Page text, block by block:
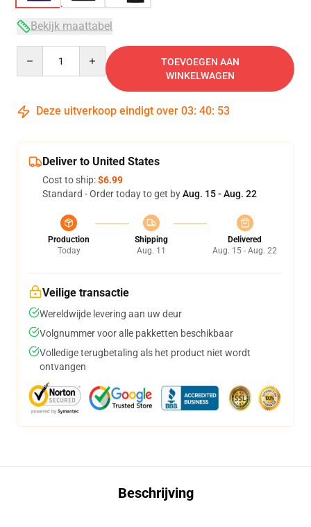
Bekijk maattabel
TOEVOEGEN AAN
WINKELWAGEN
Deze uitverkoop eindigt over 03: 40: 53
Deliver to United States
Cost to ship:$6.99
Standard - Order today to get byAug. 15 - Aug. 22
Production
Today
Shipping
Aug. 11
Delivered
Aug. 15 - Aug. 22
Veilige transactie
Wereldwijde levering aan uw deur
Volgnummer voor alle pakketten beschikbaar
Volledige terugbetaling als het product niet wordt
ontvangen
Beschrijving